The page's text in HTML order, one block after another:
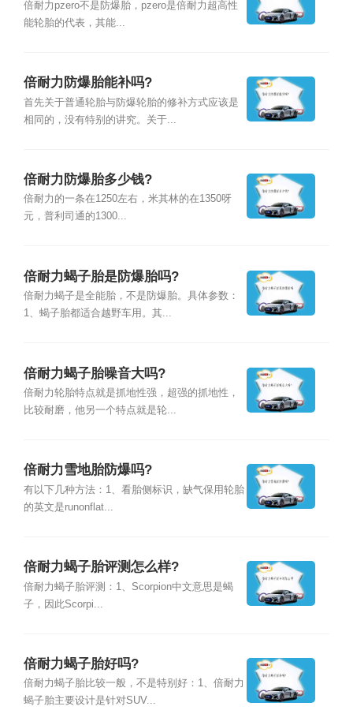
倍耐力pzero不是防爆胎，pzero是倍耐力超高性
能轮胎的代表，其能...
倍耐力防爆胎能补吗?
首先关于普通轮胎与防爆轮胎的修补方式应该是
相同的，没有特别的讲究。关于...
倍耐力防爆胎多少钱?
倍耐力的一条在1250左右，米其林的在1350呀
元，普利司通的1300...
倍耐力蝎子胎是防爆胎吗?
倍耐力蝎子是全能胎，不是防爆胎。具体参数：
1、蝎子胎都适合越野车用。其...
倍耐力蝎子胎噪音大吗?
倍耐力轮胎特点就是抓地性强，超强的抓地性，
比较耐磨，他另一个特点就是轮...
倍耐力雪地胎防爆吗?
有以下几种方法：1、看胎侧标识，缺气保用轮胎
的英文是runonflat...
倍耐力蝎子胎评测怎么样?
倍耐力蝎子胎评测：1、Scorpion中文意思是蝎
子，因此Scorpi...
倍耐力蝎子胎好吗?
倍耐力蝎子胎比较一般，不是特别好：1、倍耐力
蝎子胎主要设计是针对SUV...